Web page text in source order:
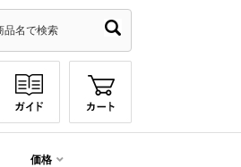
価格